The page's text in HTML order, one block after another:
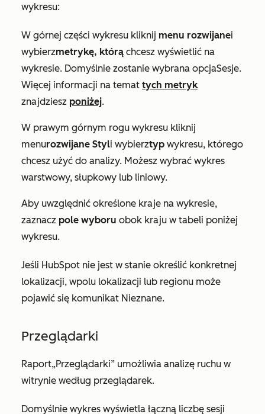
wykresu:
W górnej części wykresu kliknij menu rozwijanei
wybierzmetrykę, którą chcesz wyświetlić na
wykresie. Domyślnie zostanie wybrana opcjaSesje.
Więcej informacji na temat tych metryk
znajdziesz poniżej.
W prawym górnym rogu wykresu kliknij
menurozwijane Styli wybierztyp wykresu, którego
chcesz użyć do analizy. Możesz wybrać wykres
warstwowy, słupkowy lub liniowy.
Aby uwzględnić określone kraje na wykresie,
zaznacz pole wyboru obok kraju w tabeli poniżej
wykresu.
Jeśli HubSpot nie jest w stanie określić konkretnej
lokalizacji, wpolu lokalizacji lub regionu może
pojawić się komunikat Nieznane.
Przeglądarki
Raport„Przeglądarki” umożliwia analizę ruchu w
witrynie według przeglądarek.
Domyślnie wykres wyświetla łączną liczbę sesji